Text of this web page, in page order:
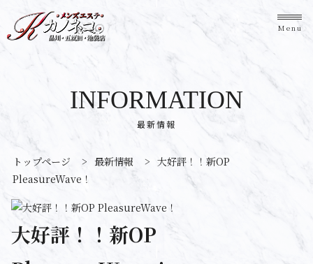
Menu
最新情報
INFORMATION
トップページ > 最新情報 > 大好評！！新OP
PleasureWave！
大好評！！新OP